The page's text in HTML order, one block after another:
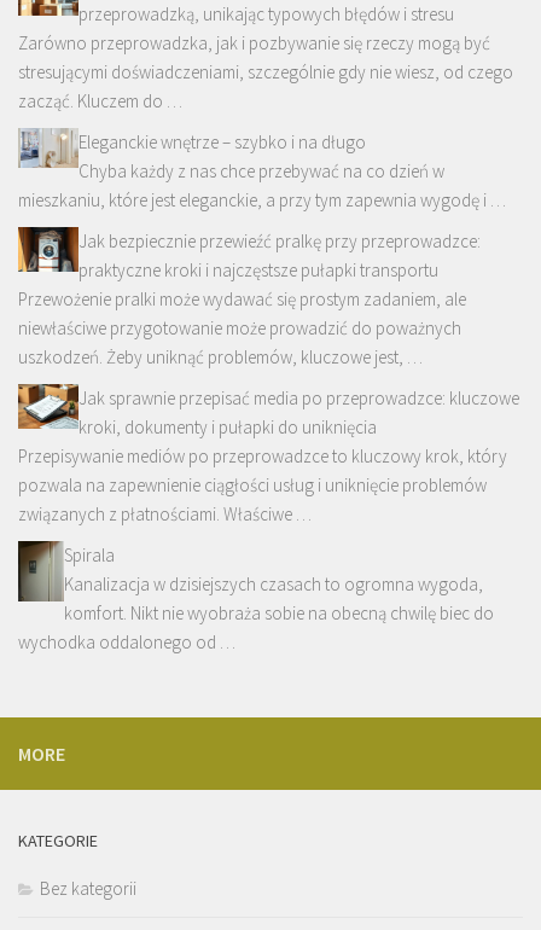
przeprowadzką, unikając typowych błędów i stresu
Zarówno przeprowadzka, jak i pozbywanie się rzeczy mogą być
stresującymi doświadczeniami, szczególnie gdy nie wiesz, od czego
zacząć. Kluczem do …
Eleganckie wnętrze – szybko i na długo
Chyba każdy z nas chce przebywać na co dzień w
mieszkaniu, które jest eleganckie, a przy tym zapewnia wygodę i …
Jak bezpiecznie przewieźć pralkę przy przeprowadzce:
praktyczne kroki i najczęstsze pułapki transportu
Przewożenie pralki może wydawać się prostym zadaniem, ale
niewłaściwe przygotowanie może prowadzić do poważnych
uszkodzeń. Żeby uniknąć problemów, kluczowe jest, …
Jak sprawnie przepisać media po przeprowadzce: kluczowe
kroki, dokumenty i pułapki do uniknięcia
Przepisywanie mediów po przeprowadzce to kluczowy krok, który
pozwala na zapewnienie ciągłości usług i uniknięcie problemów
związanych z płatnościami. Właściwe …
Spirala
Kanalizacja w dzisiejszych czasach to ogromna wygoda,
komfort. Nikt nie wyobraża sobie na obecną chwilę biec do
wychodka oddalonego od …
MORE
KATEGORIE
Bez kategorii